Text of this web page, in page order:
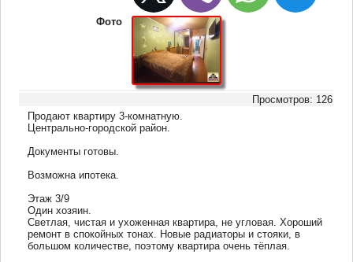
Фото
Просмотров: 126
Продают квартиру 3-комнатную.
Центрально-городской район.
Документы готовы.
Возможна ипотека.
Этаж 3/9
Один хозяин.
Светлая, чистая и ухоженная квартира, не угловая. Хороший
ремонт в спокойных тонах. Новые радиаторы и стояки, в
большом количестве, поэтому квартира очень тёплая.